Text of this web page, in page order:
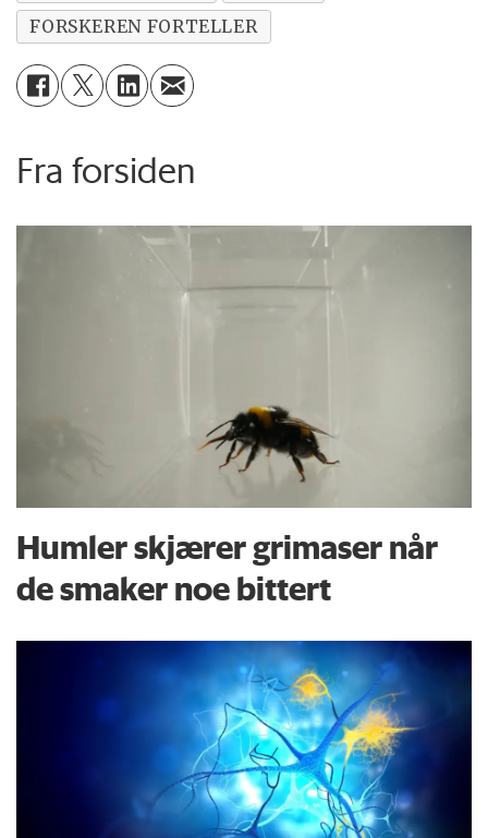
FORSKEREN FORTELLER
Fra forsiden
Humler skjærer grimaser når
de smaker noe bittert